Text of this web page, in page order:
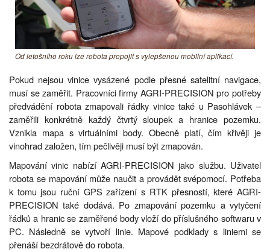
Od letošního roku lze robota propojit s vylepšenou mobilní aplikací.
Pokud nejsou vinice vysázené podle přesné satelitní navigace,
musí se zaměřit. Pracovníci firmy AGRI-PRECISION pro potřeby
předvádění robota zmapovali řádky vinice také u Pasohlávek –
zaměřili konkrétně každý čtvrtý sloupek a hranice pozemku.
Vznikla mapa s virtuálními body. Obecně platí, čím křivěji je
vinohrad založen, tím pečlivěji musí být zmapován.
Mapování vinic nabízí AGRI-PRECISION jako službu. Uživatel
robota se mapování může naučit a provádět svépomocí. Potřeba
k tomu jsou ruční GPS zařízení s RTK přesností, které AGRI-
PRECISION také dodává. Po zmapování pozemku a vytyčení
řádků a hranic se zaměřené body vloží do příslušného softwaru v
PC. Následně se vytvoří linie. Mapové podklady s liniemi se
přenáší bezdrátově do robota.